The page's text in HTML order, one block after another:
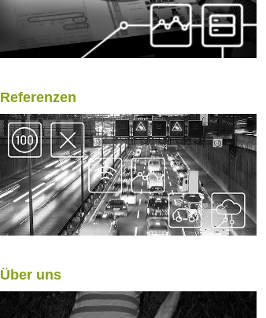
Referenzen
Über uns